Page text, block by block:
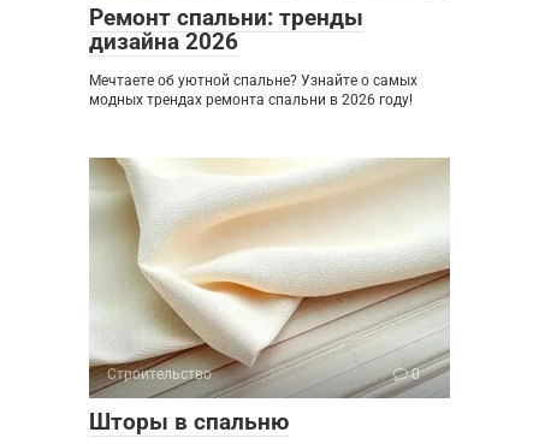
Ремонт спальни: тренды
дизайна 2026
Мечтаете об уютной спальне? Узнайте о самых
модных трендах ремонта спальни в 2026 году!
Строительство 0
Шторы в спальню